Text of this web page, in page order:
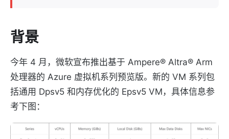
背景
今年 4 月，微软宣布推出基于 Ampere® Altra® Arm
处理器的 Azure 虚拟机系列预览版。新的 VM 系列包
括通用 Dpsv5 和内存优化的 Epsv5 VM，具体信息参
考下图：